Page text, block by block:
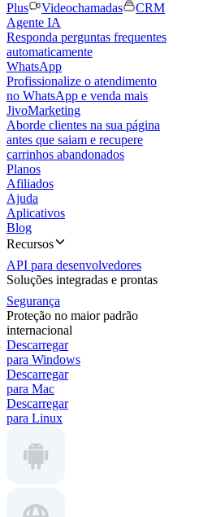
Plus
Videochamadas
CRM
Agente IA
Responda perguntas frequentes
automaticamente
WhatsApp
Profissionalize o atendimento
no WhatsApp e venda mais
JivoMarketing
Aborde clientes na sua página
antes que saiam e recupere
carrinhos abandonados
Planos
Afiliados
Ajuda
Aplicativos
Blog
Recursos
API para desenvolvedores
Soluções integradas e prontas
Segurança
Proteção no maior padrão
internacional
Descarregar
para Windows
Descarregar
para Mac
Descarregar
para Linux